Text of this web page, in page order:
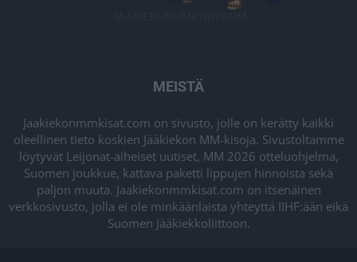
MEISTÄ
Jaakiekonmmkisat.com on sivusto, jolle on kerätty kaikki
oleellinen tieto koskien Jääkiekon MM-kisoja. Sivustoltamme
löytyvät Leijonat-aiheiset uutiset, MM 2026 otteluohjelma,
Suomen joukkue, kattava paketti lippujen hinnoista sekä
paljon muuta. Jaakiekonmmkisat.com on itsenäinen
verkkosivusto, jolla ei ole minkäänlaista yhteyttä IIHF:ään eikä
Suomen Jääkiekkoliittoon.